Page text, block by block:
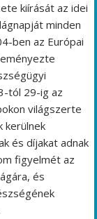
kiírását az idei
minden
ben az Európai
tól 29-ig az
világszerte
kerülnek
és díjakat adnak
figyelmét az
és